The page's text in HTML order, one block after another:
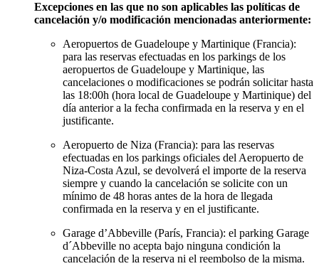
Excepciones en las que no son aplicables las políticas de
cancelación y/o modificación mencionadas anteriormente:
Aeropuertos de Guadeloupe y Martinique (Francia):
para las reservas efectuadas en los parkings de los
aeropuertos de Guadeloupe y Martinique, las
cancelaciones o modificaciones se podrán solicitar hasta
las 18:00h (hora local de Guadeloupe y Martinique) del
día anterior a la fecha confirmada en la reserva y en el
justificante.
Aeropuerto de Niza (Francia): para las reservas
efectuadas en los parkings oficiales del Aeropuerto de
Niza-Costa Azul, se devolverá el importe de la reserva
siempre y cuando la cancelación se solicite con un
mínimo de 48 horas antes de la hora de llegada
confirmada en la reserva y en el justificante.
Garage d’Abbeville (París, Francia): el parking Garage
d´Abbeville no acepta bajo ninguna condición la
cancelación de la reserva ni el reembolso de la misma.